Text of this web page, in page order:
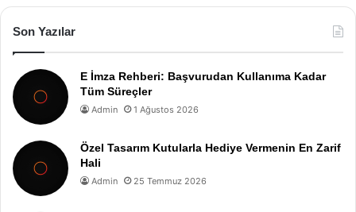
Son Yazılar
E İmza Rehberi: Başvurudan Kullanıma Kadar
Tüm Süreçler
Admin 1 Ağustos 2026
Özel Tasarım Kutularla Hediye Vermenin En Zarif
Hali
Admin 25 Temmuz 2026